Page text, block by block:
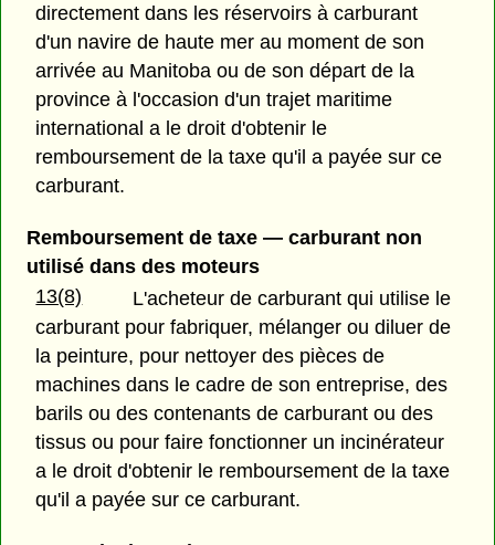
directement dans les réservoirs à carburant
d'un navire de haute mer au moment de son
arrivée au Manitoba ou de son départ de la
province à l'occasion d'un trajet maritime
international a le droit d'obtenir le
remboursement de la taxe qu'il a payée sur ce
carburant.
Remboursement de taxe — carburant non
utilisé dans des moteurs
13(8)
L'acheteur de carburant qui utilise le
carburant pour fabriquer, mélanger ou diluer de
la peinture, pour nettoyer des pièces de
machines dans le cadre de son entreprise, des
barils ou des contenants de carburant ou des
tissus ou pour faire fonctionner un incinérateur
a le droit d'obtenir le remboursement de la taxe
qu'il a payée sur ce carburant.